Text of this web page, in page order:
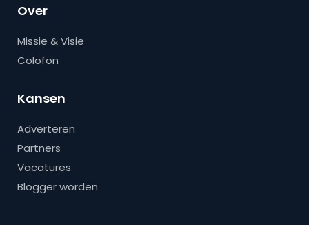
Over
Missie & Visie
Colofon
Kansen
Adverteren
Partners
Vacatures
Blogger worden